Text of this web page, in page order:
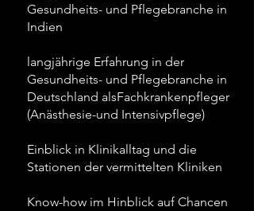
Gesundheits- und Pflegebranche in
Indien
langjährige Erfahrung in der
Gesundheits- und Pflegebranche in
Deutschland alsFachkrankenpfleger
(Anästhesie-und Intensivpflege)
Einblick in Klinikalltag und die
Stationen der vermittelten Kliniken
Know-how im Hinblick auf Chancen